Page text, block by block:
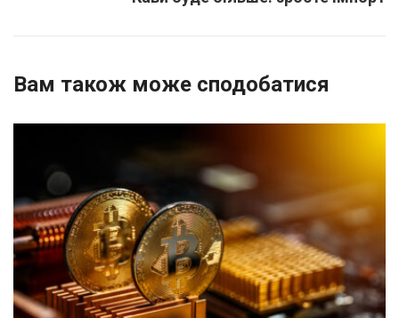
Вам також може сподобатися